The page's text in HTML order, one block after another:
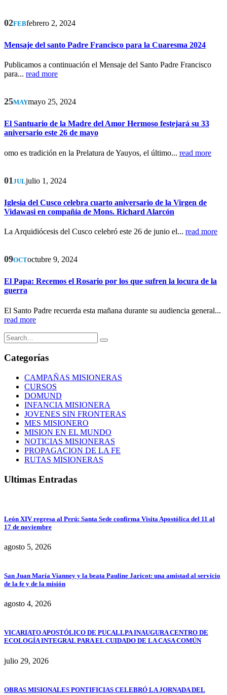
02FEBfebrero 2, 2024
Mensaje del santo Padre Francisco para la Cuaresma 2024
Publicamos a continuación el Mensaje del Santo Padre Francisco
para... read more
25MAYmayo 25, 2024
El Santuario de la Madre del Amor Hermoso festejará su 33
aniversario este 26 de mayo
omo es tradición en la Prelatura de Yauyos, el último... read more
01 JULjulio 1, 2024
Iglesia del Cusco celebra cuarto aniversario de la Virgen de
Vidawasi en compañía de Mons. Richard Alarcón
La Arquidiócesis del Cusco celebró este 26 de junio el... read more
09OCToctubre 9, 2024
El Papa: Recemos el Rosario por los que sufren la locura de la
guerra
El Santo Padre recuerda esta mañana durante su audiencia general...
read more
Categorías
CAMPAÑAS MISIONERAS
CURSOS
DOMUND
INFANCIA MISIONERA
JOVENES SIN FRONTERAS
MES MISIONERO
MISION EN EL MUNDO
NOTICIAS MISIONERAS
PROPAGACION DE LA FE
RUTAS MISIONERAS
Ultimas Entradas
León XIV regresa al Perú: Santa Sede confirma Visita Apostólica del 11 al
17 de noviembre
agosto 5, 2026
San Juan María Vianney y la beata Pauline Jaricot: una amistad al servicio
de la fe y de la misión
agosto 4, 2026
VICARIATO APOSTÓLICO DE PUCALLPA INAUGURA CENTRO DE
ECOLOGÍA INTEGRAL PARA EL CUIDADO DE LA CASA COMÚN
julio 29, 2026
OBRAS MISIONALES PONTIFICIAS CELEBRÓ LA JORNADA DEL